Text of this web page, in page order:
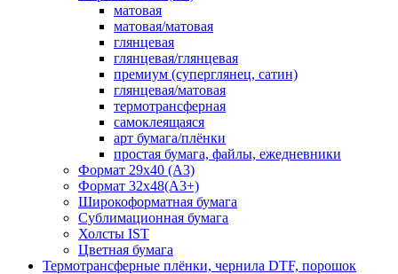
матовая
матовая/матовая
глянцевая
глянцевая/глянцевая
премиум (суперглянец, сатин)
глянцевая/матовая
термотрансферная
самоклеящаяся
арт бумага/плёнки
простая бумага, файлы, ежедневники
Формат 29х40 (А3)
Формат 32х48(А3+)
Широкоформатная бумага
Сублимационная бумага
Холсты IST
Цветная бумага
Термотрансферные плёнки, чернила DTF, порошок